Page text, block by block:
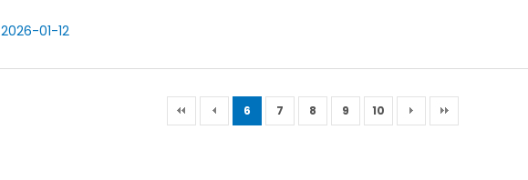
2026-01-12
6 7 8 9 10